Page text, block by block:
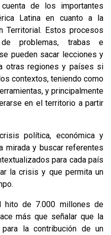
de los importantes
Latina en cuanto a la
Territorial. Estos procesos
problemas, trabas e
pueden sacar lecciones y
otras regiones y países si
contextos, teniendo como
y principalmente
en el territorio a partir
política, económica y
mirada y buscar referentes
para cada país
la crisis y que permita un
hito de 7.000 millones de
más que señalar que la
la contribución de un